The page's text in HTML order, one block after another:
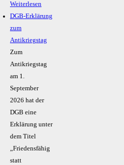
Weiterlesen
DGB-Erklärung
zum
Antikriegstag
Zum
Antikriegstag
am 1.
September
2026 hat der
DGB eine
Erklärung unter
dem Titel
„Friedensfähig
statt